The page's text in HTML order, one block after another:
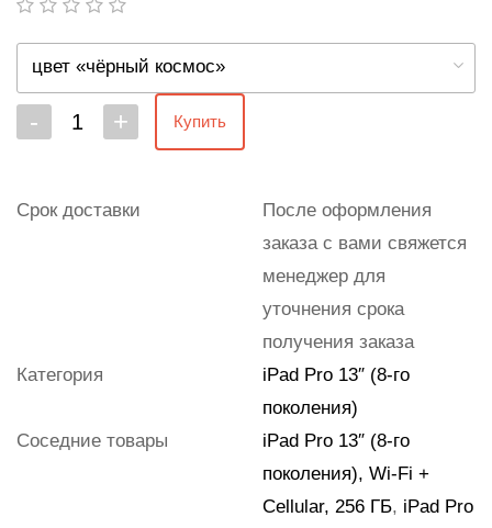
цвет «чёрный космос»
- + Купить
Срок доставки
После оформления
заказа с вами свяжется
менеджер для
уточнения срока
получения заказа
Категория
iPad Pro 13″ (8‑го
поколения)
Соседние товары
iPad Pro 13″ (8-го
поколения), Wi-Fi +
Cellular, 256 ГБ, iPad Pro